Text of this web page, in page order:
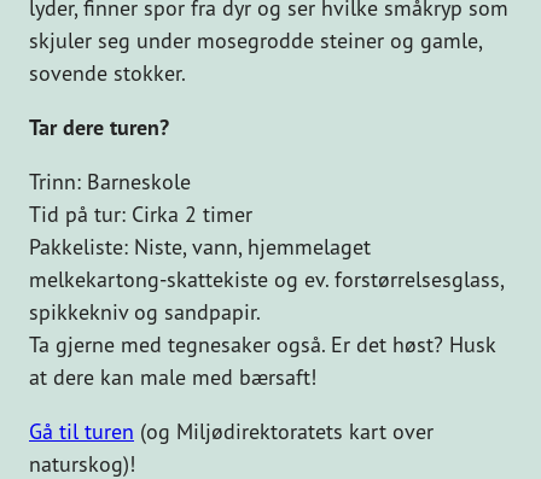
lyder, finner spor fra dyr og ser hvilke småkryp som
skjuler seg under mosegrodde steiner og gamle,
sovende stokker.
Tar dere turen?
Trinn: Barneskole
Tid på tur: Cirka 2 timer
Pakkeliste: Niste, vann, hjemmelaget
melkekartong-skattekiste og ev. forstørrelsesglass,
spikkekniv og sandpapir.
Ta gjerne med tegnesaker også. Er det høst? Husk
at dere kan male med bærsaft!
Gå til turen (og Miljødirektoratets kart over
naturskog)!